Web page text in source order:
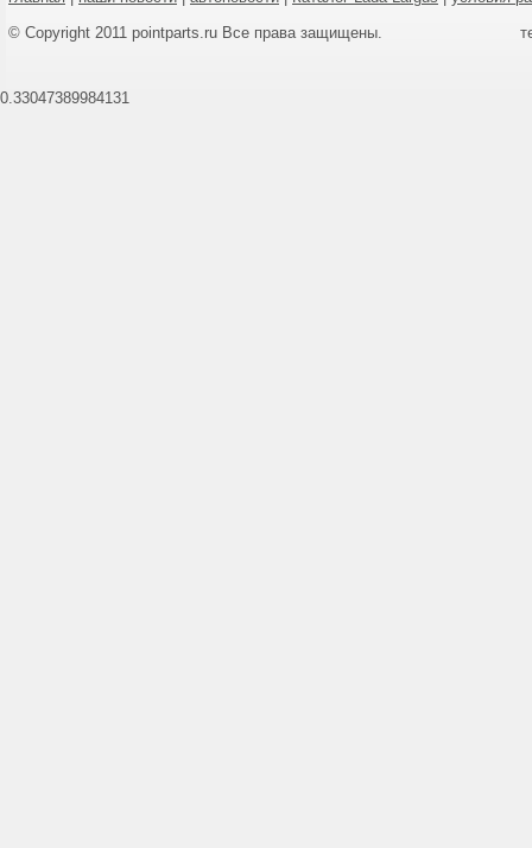
© Copyright 2011 pointparts.ru Все права защищены.
0.33047389984131